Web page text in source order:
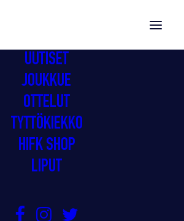
UUTISET
JOUKKUE
OTTELUT
TYTTÖKIEKKO
HIFK SHOP
LIPUT
VOITON